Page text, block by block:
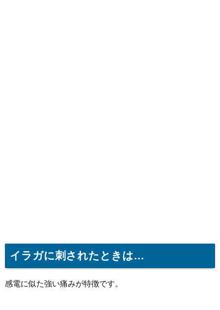
イラガに刺されたときは…
感電に似た強い痛みが特徴です。